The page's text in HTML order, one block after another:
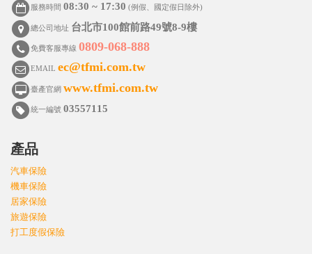
服務時間08:30 ~ 17:30 (例假、國定假日除外)
總公司地址 台北市100館前路49號8-9樓
免費客服專線0809-068-888
EMAILec@tfmi.com.tw
臺產官網www.tfmi.com.tw
統一編號03557115
產品
汽車保險
機車保險
居家保險
旅遊保險
打工度假保險